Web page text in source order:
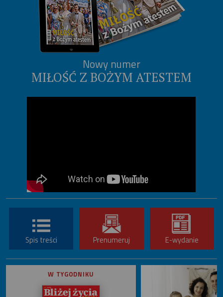
Nowy numer
MIŁOŚĆ Z BOŻYM ATESTEM
Spis treści Prenumeruj E-wydanie
W TYGODNIKU